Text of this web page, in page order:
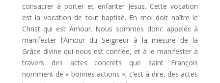
consacrer à porter et enfanter Jésus. Cette vocation
est la vocation de tout baptisé. En moi doit naître le
Christ qui est Amour. Nous sommes donc appelés à
manifester l’Amour du Seigneur à la mesure de la
Grâce divine qui nous est confiée, et à le manifester à
travers des actes concrets que saint François
nomment de « bonnes actions », c’est à dire, des actes